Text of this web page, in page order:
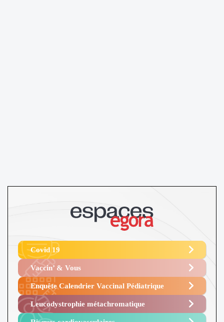
Covid 19
Vaccin’ & Vous
Enquête Calendrier Vaccinal Pédiatrique
Leucodystrophie métachromatique